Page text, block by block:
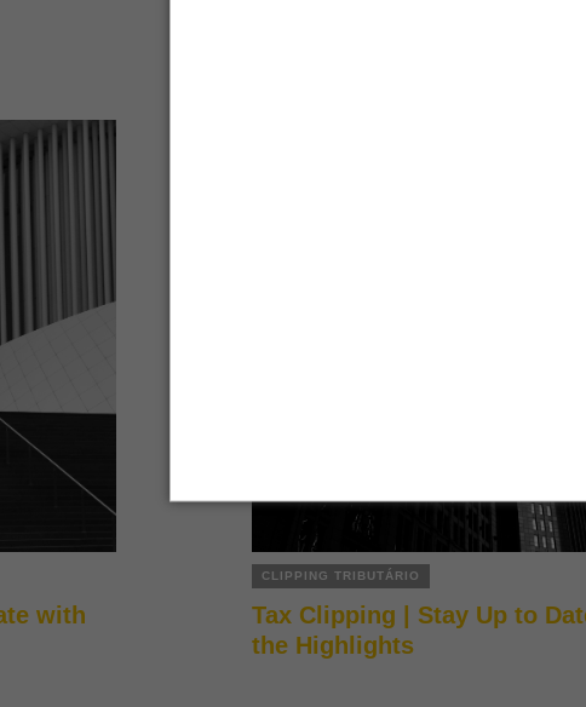
with
CLIPPING TRIBUTÁRIO
Tax Clipping | Stay Up to
the Highlights